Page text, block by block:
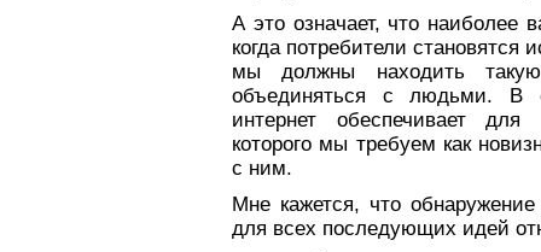
А это означает, что наиболее
когда потребители
мы должны находить
объединяться с людьми. В
интернет обеспечивает
которого мы требуем как
с ним.
Мне кажется, что обнаружение
для всех последующих идей